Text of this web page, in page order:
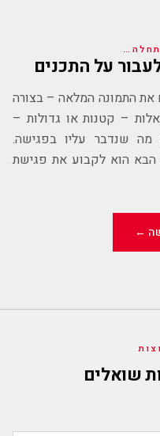
על התכנים
התמונה המלאה – בצורה
– קטנות או גדולות –
שנדבר עליו בפגישה.
הוא לקבוע את פגישת
←
שואלים